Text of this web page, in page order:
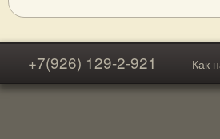
+7(926) 129-2-921 Как